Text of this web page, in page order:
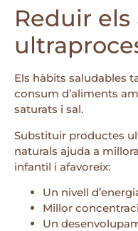
Reduir
Els hàbits saludables
consum d’aliments
saturats i sal.
Substituir productes
naturals ajuda a
infantil i afavoreix:
Un nivell
Millor
Un